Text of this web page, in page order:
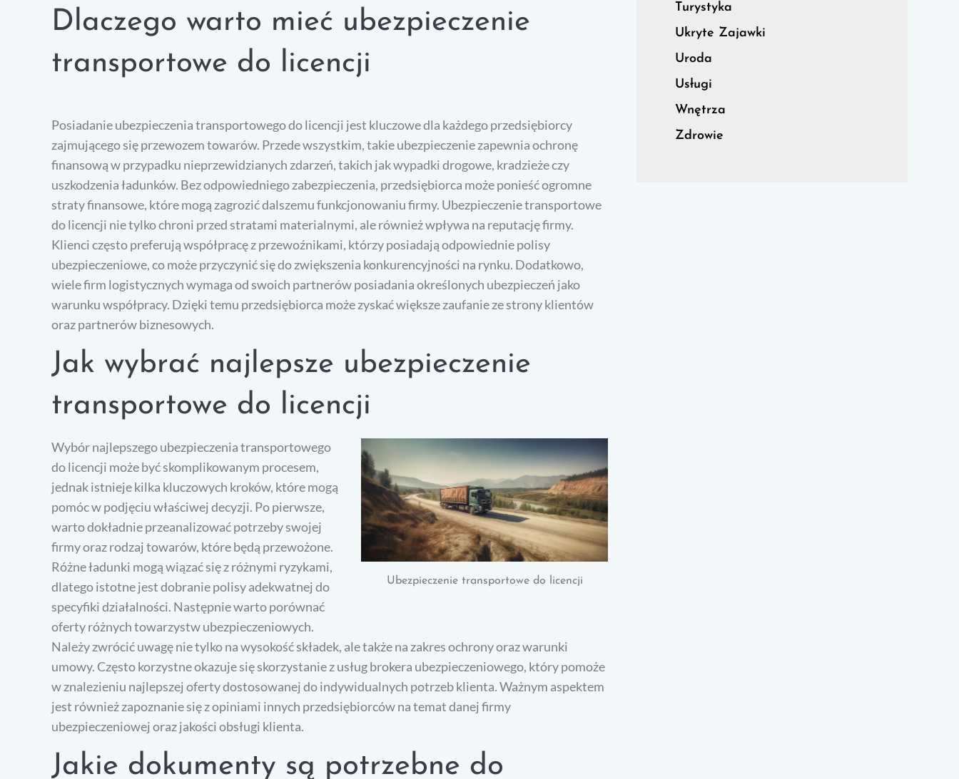
Dlaczego warto mieć ubezpieczenie
transportowe do licencji
Posiadanie ubezpieczenia transportowego do licencji jest kluczowe dla każdego przedsiębiorcy
zajmującego się przewozem towarów. Przede wszystkim, takie ubezpieczenie zapewnia ochronę
finansową w przypadku nieprzewidzianych zdarzeń, takich jak wypadki drogowe, kradzieże czy
uszkodzenia ładunków. Bez odpowiedniego zabezpieczenia, przedsiębiorca może ponieść ogromne
straty finansowe, które mogą zagrozić dalszemu funkcjonowaniu firmy. Ubezpieczenie transportowe
do licencji nie tylko chroni przed stratami materialnymi, ale również wpływa na reputację firmy.
Klienci często preferują współpracę z przewoźnikami, którzy posiadają odpowiednie polisy
ubezpieczeniowe, co może przyczynić się do zwiększenia konkurencyjności na rynku. Dodatkowo,
wiele firm logistycznych wymaga od swoich partnerów posiadania określonych ubezpieczeń jako
warunku współpracy. Dzięki temu przedsiębiorca może zyskać większe zaufanie ze strony klientów
oraz partnerów biznesowych.
Jak wybrać najlepsze ubezpieczenie
transportowe do licencji
Ubezpieczenie transportowe do licencji
Wybór najlepszego ubezpieczenia transportowego
do licencji może być skomplikowanym procesem,
jednak istnieje kilka kluczowych kroków, które mogą
pomóc w podjęciu właściwej decyzji. Po pierwsze,
warto dokładnie przeanalizować potrzeby swojej
firmy oraz rodzaj towarów, które będą przewożone.
Różne ładunki mogą wiązać się z różnymi ryzykami,
dlatego istotne jest dobranie polisy adekwatnej do
specyfiki działalności. Następnie warto porównać
oferty różnych towarzystw ubezpieczeniowych.
Należy zwrócić uwagę nie tylko na wysokość składek, ale także na zakres ochrony oraz warunki
umowy. Często korzystne okazuje się skorzystanie z usług brokera ubezpieczeniowego, który pomoże
w znalezieniu najlepszej oferty dostosowanej do indywidualnych potrzeb klienta. Ważnym aspektem
jest również zapoznanie się z opiniami innych przedsiębiorców na temat danej firmy
ubezpieczeniowej oraz jakości obsługi klienta.
Jakie dokumenty są potrzebne do
Turystyka
Ukryte Zajawki
Uroda
Usługi
Wnętrza
Zdrowie